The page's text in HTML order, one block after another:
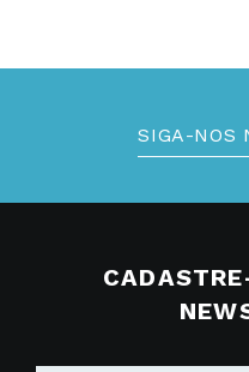
SIGA-NOS